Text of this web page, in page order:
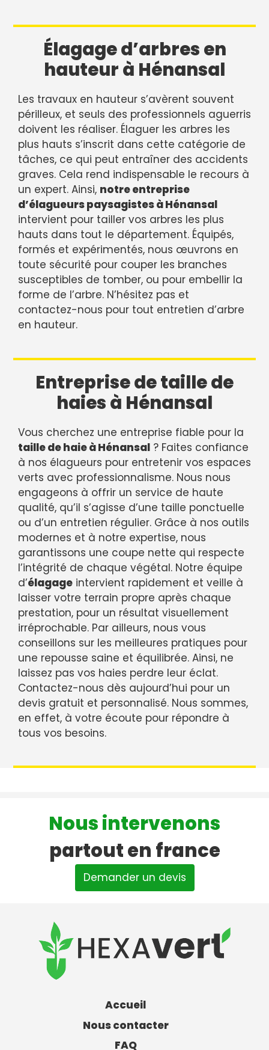
Élagage d’arbres en
hauteur à Hénansal
Les travaux en hauteur s’avèrent souvent
périlleux, et seuls des professionnels aguerris
doivent les réaliser. Élaguer les arbres les
plus hauts s’inscrit dans cette catégorie de
tâches, ce qui peut entraîner des accidents
graves. Cela rend indispensable le recours à
un expert. Ainsi, notre entreprise
d’élagueurs paysagistes à Hénansal
intervient pour tailler vos arbres les plus
hauts dans tout le département. Équipés,
formés et expérimentés, nous œuvrons en
toute sécurité pour couper les branches
susceptibles de tomber, ou pour embellir la
forme de l’arbre. N’hésitez pas et
contactez-nous pour tout entretien d’arbre
en hauteur.
Entreprise de taille de
haies à Hénansal
Vous cherchez une entreprise fiable pour la
taille de haie à Hénansal ? Faites confiance
à nos élagueurs pour entretenir vos espaces
verts avec professionnalisme. Nous nous
engageons à offrir un service de haute
qualité, qu’il s’agisse d’une taille ponctuelle
ou d’un entretien régulier. Grâce à nos outils
modernes et à notre expertise, nous
garantissons une coupe nette qui respecte
l’intégrité de chaque végétal. Notre équipe
d’élagage intervient rapidement et veille à
laisser votre terrain propre après chaque
prestation, pour un résultat visuellement
irréprochable. Par ailleurs, nous vous
conseillons sur les meilleures pratiques pour
une repousse saine et équilibrée. Ainsi, ne
laissez pas vos haies perdre leur éclat.
Contactez-nous dès aujourd’hui pour un
devis gratuit et personnalisé. Nous sommes,
en effet, à votre écoute pour répondre à
tous vos besoins.
Nous intervenons
partout en france
Demander un devis
Accueil
Nous contacter
FAQ